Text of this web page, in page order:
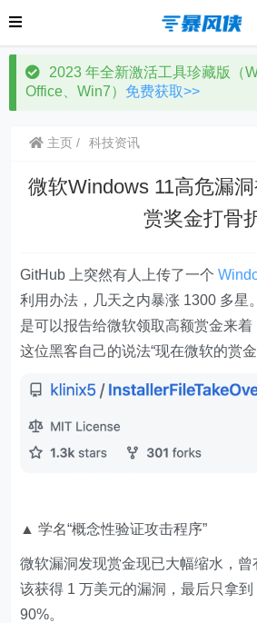
2023 年全新激活工具珍藏版（
Office、Win7） 免费获取>>
主页 科技资讯
微软Windows 11高危漏
赏奖金打骨
GitHub 上突然有人上传了一个
利用办法，几天之内暴涨 1300 多星
是可以报告给微软领取高额赏金来
这位黑客自己的说法“现在微软的赏金
▲ 学名“概念性验证攻击程序”
微软漏洞发现赏金现已大幅缩水，
该获得 1 万美元的漏洞，最后只拿
90%。